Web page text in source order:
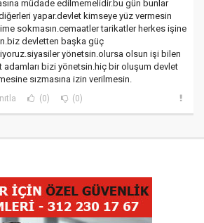
müdade edilmemelidir.bu gün bunlar
yapar.devlet kimseye yüz vermesin
sokmasın.cemaatler tarikatler herkes işine
devletten başka güç
yönetsin.olursa olsun işi bilen
adamları bizi yönetsin.hiç bir oluşum devlet
sızmasına izin verilmesin.
(0) (0)